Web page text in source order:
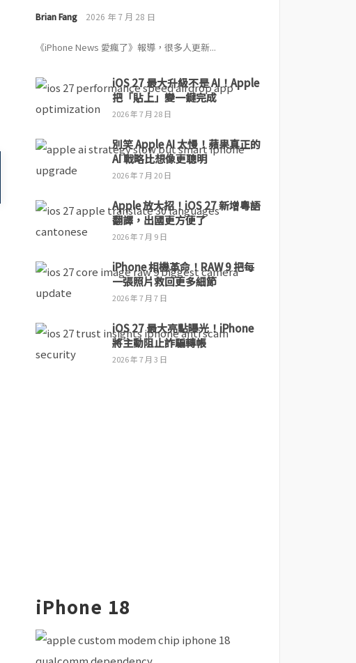
Brian Fang 2026 年 7 月 28 日
《iPhone News 愛瘋了》報導，很多人更新...
iOS 27 最大升級不是 AI！Apple
把「貼上」變一鍵完成
2026 年 7 月 28 日
別笑 Apple AI 太慢！蘋果真正的
AI 戰略比想像更聰明
2026 年 7 月 20 日
Apple 放大招！iOS 27 新增粵語
翻譯，出國更方便了
2026 年 7 月 9 日
iPhone 相機革命！RAW 9 把每
一張照片救回更多細節
2026 年 7 月 7 日
iOS 27 最大亮點曝光！iPhone
將主動阻止詐騙轉帳
2026 年 7 月 3 日
iPhone 18